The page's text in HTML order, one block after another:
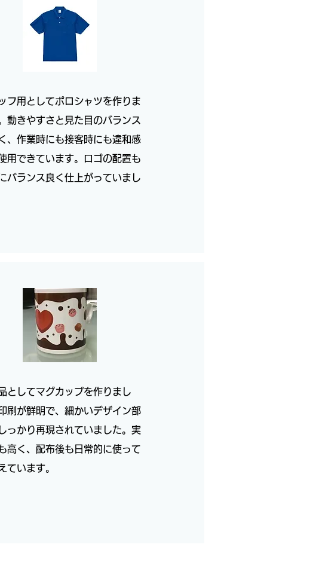
フ用としてポロシャツを作りま
動きやすさと見た目のバランス
、作業時にも接客時にも違和感
用できています。ロゴの配置も
バランス良く仕上がっていまし
としてマグカップを作りまし
刷が鮮明で、細かいデザイン部
っかり再現されていました。実
高く、配布後も日常的に使って
ています。